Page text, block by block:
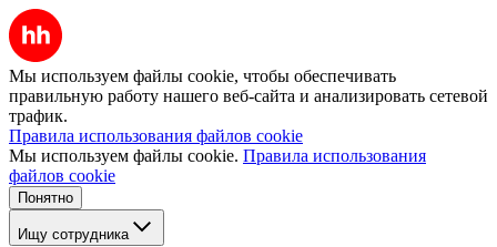
Мы используем файлы cookie, чтобы обеспечивать
правильную работу нашего веб-сайта и анализировать сетевой
трафик.
Правила использования файлов cookie
Мы используем файлы cookie. Правила использования
файлов cookie
Понятно
Ищу сотрудника